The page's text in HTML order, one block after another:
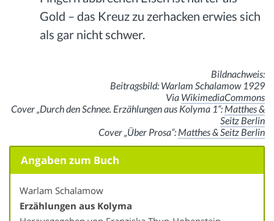
Gold – das Kreuz zu zerhacken erwies sich
als gar nicht schwer.
Bildnachweis:
Beitragsbild: Warlam Schalamow 1929
Via WikimediaCommons
Cover „Durch den Schnee. Erzählungen aus Kolyma 1“: Matthes &
Seitz Berlin
Cover „Über Prosa“: Matthes & Seitz Berlin
Angaben zum Buch
Warlam Schalamow
Erzählungen aus Kolyma